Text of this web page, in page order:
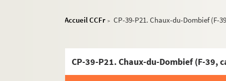
Accueil CCFr > CP-39-P21. Chaux-du-Dombief (F-
CP-39-P21. Chaux-du-Dombief (F-39,
Cartes postales anciennes du Doubs (25)
CP-39-P1. Abbaye de Grandvaux (lac) (F-
CP-39-P2. Acey (abbaye) (F-39, cartes